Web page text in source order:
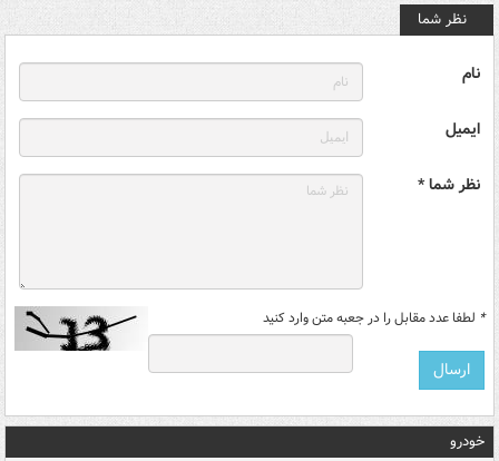
نظر شما
نام
ایمیل
نظر شما *
* لطفا عدد مقابل را در جعبه متن وارد کنید
خودرو